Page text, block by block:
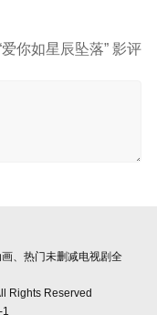
爱你如星辰坠落” 影评
、热门未删减电视剧全
Rights Reserved
1